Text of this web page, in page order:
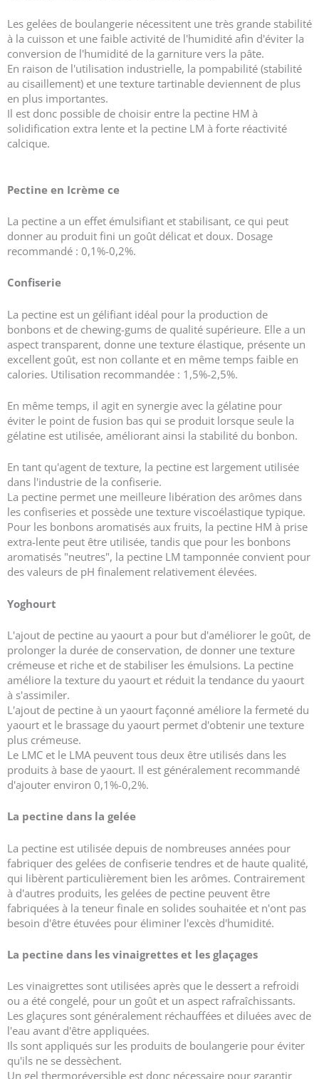
Les gelées de boulangerie nécessitent une très grande stabilité
à la cuisson et une faible activité de l'humidité afin d'éviter la
conversion de l'humidité de la garniture vers la pâte.
En raison de l'utilisation industrielle, la pompabilité (stabilité
au cisaillement) et une texture tartinable deviennent de plus
en plus importantes.
Il est donc possible de choisir entre la pectine HM à
solidification extra lente et la pectine LM à forte réactivité
calcique.
Pectine en Icrème ce
La pectine a un effet émulsifiant et stabilisant, ce qui peut
donner au produit fini un goût délicat et doux. Dosage
recommandé : 0,1%-0,2%.
Confiserie
La pectine est un gélifiant idéal pour la production de
bonbons et de chewing-gums de qualité supérieure. Elle a un
aspect transparent, donne une texture élastique, présente un
excellent goût, est non collante et en même temps faible en
calories. Utilisation recommandée : 1,5%-2,5%.
En même temps, il agit en synergie avec la gélatine pour
éviter le point de fusion bas qui se produit lorsque seule la
gélatine est utilisée, améliorant ainsi la stabilité du bonbon.
En tant qu'agent de texture, la pectine est largement utilisée
dans l'industrie de la confiserie.
La pectine permet une meilleure libération des arômes dans
les confiseries et possède une texture viscoélastique typique.
Pour les bonbons aromatisés aux fruits, la pectine HM à prise
extra-lente peut être utilisée, tandis que pour les bonbons
aromatisés "neutres", la pectine LM tamponnée convient pour
des valeurs de pH finalement relativement élevées.
Yoghourt
L'ajout de pectine au yaourt a pour but d'améliorer le goût, de
prolonger la durée de conservation, de donner une texture
crémeuse et riche et de stabiliser les émulsions. La pectine
améliore la texture du yaourt et réduit la tendance du yaourt
à s'assimiler.
L'ajout de pectine à un yaourt façonné améliore la fermeté du
yaourt et le brassage du yaourt permet d'obtenir une texture
plus crémeuse.
Le LMC et le LMA peuvent tous deux être utilisés dans les
produits à base de yaourt. Il est généralement recommandé
d'ajouter environ 0,1%-0,2%.
La pectine dans la gelée
La pectine est utilisée depuis de nombreuses années pour
fabriquer des gelées de confiserie tendres et de haute qualité,
qui libèrent particulièrement bien les arômes. Contrairement
à d'autres produits, les gelées de pectine peuvent être
fabriquées à la teneur finale en solides souhaitée et n'ont pas
besoin d'être étuvées pour éliminer l'excès d'humidité.
La pectine dans les vinaigrettes et les glaçages
Les vinaigrettes sont utilisées après que le dessert a refroidi
ou a été congelé, pour un goût et un aspect rafraîchissants.
Les glaçures sont généralement réchauffées et diluées avec de
l'eau avant d'être appliquées.
Ils sont appliqués sur les produits de boulangerie pour éviter
qu'ils ne se dessèchent.
Un gel thermoréversible est donc nécessaire pour garantir